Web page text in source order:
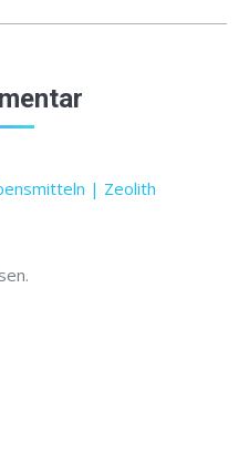
| Zeolith